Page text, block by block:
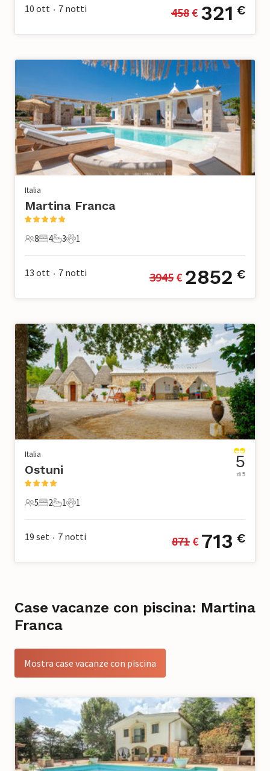
10 ott • 7 notti 458 € 321 €
Italia
Martina Franca
8 Ospiti
8
4 Camere da letto
4
3 Bagni
3
1 Animale domestico
1
13 ott • 7 notti 3945 € 2852 €
Italia
Ostuni
5 Ospiti
5
2 Camere da letto
2
1 Bagno
1
1 Animale domestico
1
5
di 5
19 set • 7 notti 871 € 713 €
Case vacanze con piscina: Martina
Franca
Mostra case vacanze con piscina